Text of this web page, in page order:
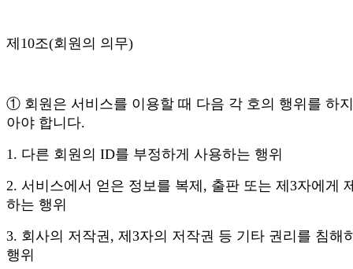
제10조(회원의 의무)
① 회원은 서비스를 이용할 때 다음 각 호의 행위를 하
아야 합니다.
1. 다른 회원의 ID를 부정하게 사용하는 행위
2. 서비스에서 얻은 정보를 복제, 출판 또는 제3자에게
하는 행위
3. 회사의 저작권, 제3자의 저작권 등 기타 권리를 침해
행위